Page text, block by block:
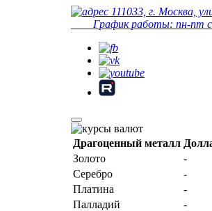
111033, г. Москва,
График работы: пн-пт с
Драгоценный металл
Золото
-
Серебро
-
Платина
-
Палладий
-